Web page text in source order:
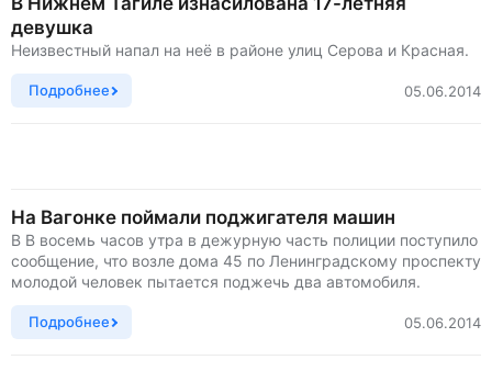
девушка
Неизвестный напал на неё в районе улиц Серова и Красная.
Подробнее 05.06.2014
На Вагонке поймали поджигателя машин
В В восемь часов утра в дежурную часть полиции поступило
сообщение, что возле дома 45 по Ленинградскому проспекту
молодой человек пытается поджечь два автомобиля.
Подробнее 05.06.2014